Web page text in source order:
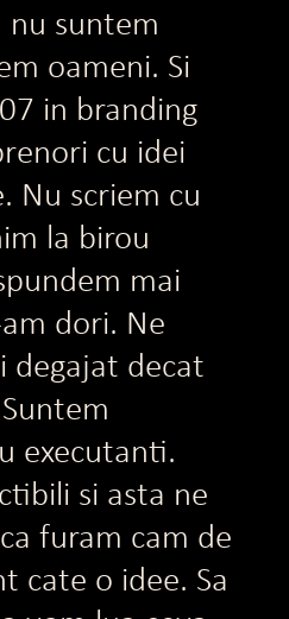
nu suntem
oameni. Si
in branding
cu idei
Nu scriem cu
la birou
mai
dori. Ne
degajat decat
executanti.
si asta ne
furam cam de
cate o idee. Sa